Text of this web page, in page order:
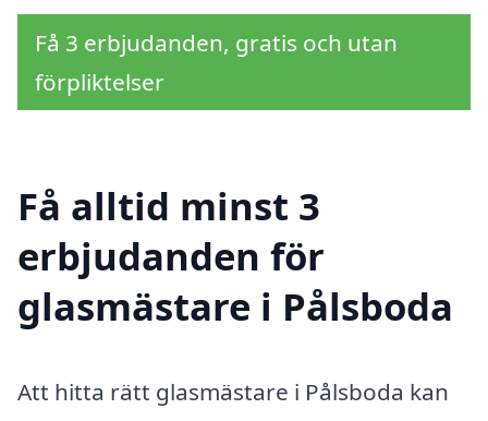
Få 3 erbjudanden, gratis och utan
förpliktelser
Få alltid minst 3
erbjudanden för
glasmästare i Pålsboda
Att hitta rätt glasmästare i Pålsboda kan